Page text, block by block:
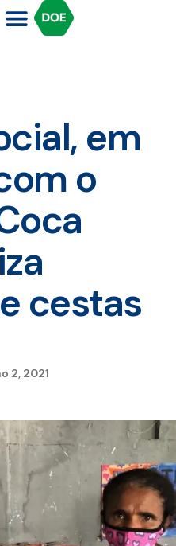
em
o
cestas
2, 2021